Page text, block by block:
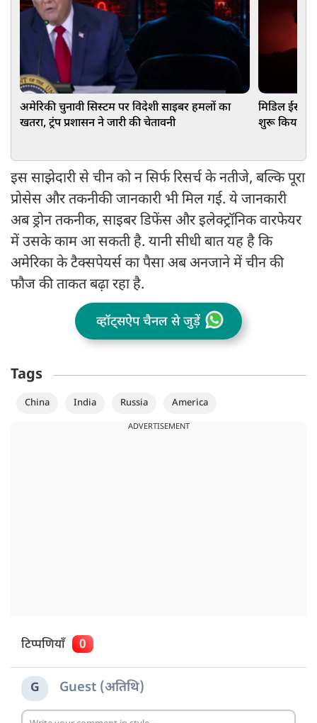
अमेरिकी चुनावी सिस्टम पर विदेशी साइबर हमलों का
खतरा, ट्रंप प्रशासन ने जारी की चेतावनी
मिडिल ईस्ट
शुरू किया
इस साझेदारी से चीन को न सिर्फ रिसर्च के नतीजे, बल्कि पूरा
प्रोसेस और तकनीकी जानकारी भी मिल गई. ये जानकारी
अब ड्रोन तकनीक, साइबर डिफेंस और इलेक्ट्रॉनिक वारफेयर
में उसके काम आ सकती है. यानी सीधी बात यह है कि
अमेरिका के टैक्सपेयर्स का पैसा अब अनजाने में चीन की
फौज की ताकत बढ़ा रहा है.
व्हॉट्सऐप चैनल से जुड़ें
Tags
China India Russia America
ADVERTISEMENT
टिप्पणियाँ 0
G Guest (अतिथि)